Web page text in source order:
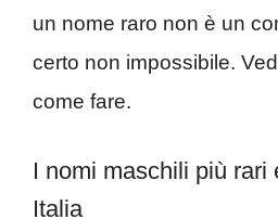
un nome raro non è un
certo non impossibile.
come fare.
I nomi maschili più rari
Italia